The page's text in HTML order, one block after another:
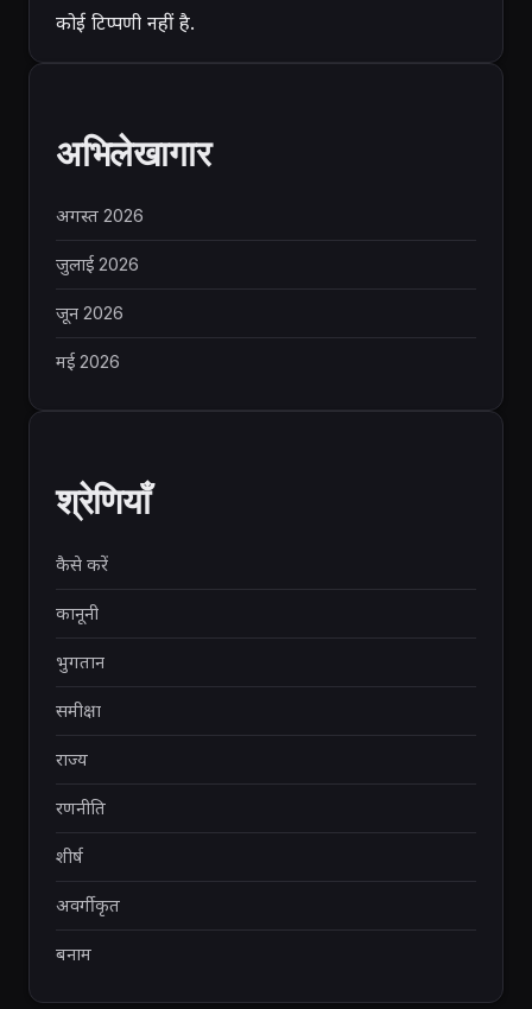
कोई टिप्पणी नहीं है.
अभिलेखागार
अगस्त 2026
जुलाई 2026
जून 2026
मई 2026
श्रेणियाँ
कैसे करें
कानूनी
भुगतान
समीक्षा
राज्य
रणनीति
शीर्ष
अवर्गीकृत
बनाम